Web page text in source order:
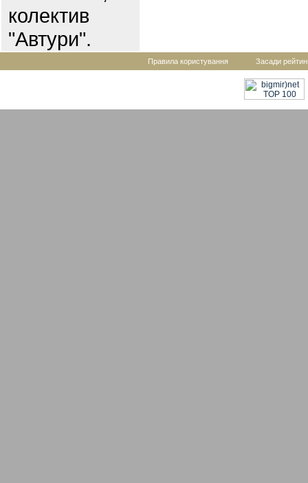
колектив
"Автури".
Правила користування Засади